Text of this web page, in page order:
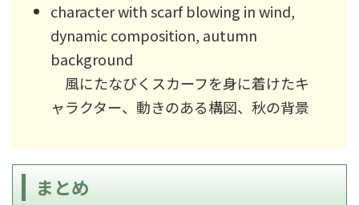
character with scarf blowing in wind,
dynamic composition, autumn
background
風にたなびくスカーフを身に着けたキ
ャラクター、動きのある構図、秋の背景
まとめ